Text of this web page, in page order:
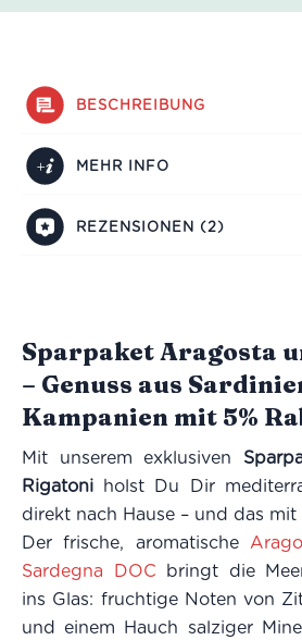
BESCHREIBUNG
MEHR INFO
REZENSIONEN (2)
Sparpaket Aragosta
– Genuss aus
Kampanien mit 5%
Mit unserem exklusiven
Rigatoni holst Du Dir
direkt nach Hause – und das mit
Der frische, aromatische
Sardegna DOC bringt die
ins Glas: fruchtige Noten von
und einem Hauch salziger